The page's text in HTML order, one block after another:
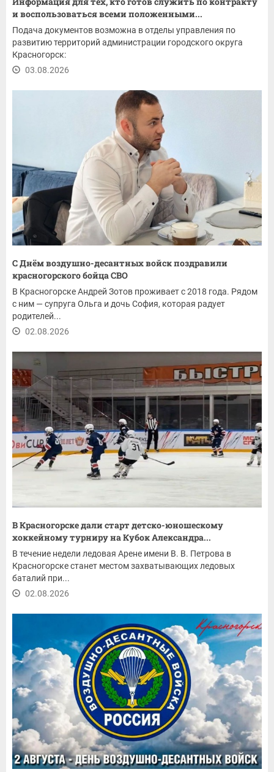
и воспользоваться всеми положенными...
Подача документов возможна в отделы управления по
развитию территорий администрации городского округа
Красногорск:
03.08.2026
С Днём воздушно-десантных войск поздравили
красногорского бойца СВО
В Красногорске Андрей Зотов проживает с 2018 года. Рядом
с ним — супруга Ольга и дочь София, которая радует
родителей...
02.08.2026
В Красногорске дали старт детско-юношескому
хоккейному турниру на Кубок Александра...
В течение недели ледовая Арене имени В. В. Петрова в
Красногорске станет местом захватывающих ледовых
баталий при...
02.08.2026